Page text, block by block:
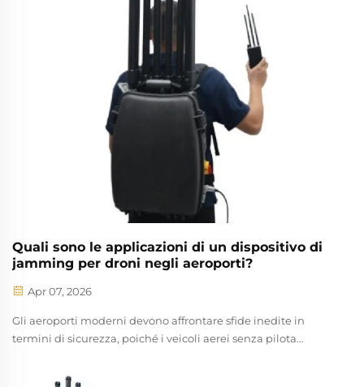
Quali sono le applicazioni di un dispositivo di
jamming per droni negli aeroporti?
Apr 07, 2026
Gli aeroporti moderni devono affrontare sfide inedite in
termini di sicurezza, poiché i veicoli aerei senza pilota
dei droni ha creato nuove vulnerabilità nelle infrastrutture